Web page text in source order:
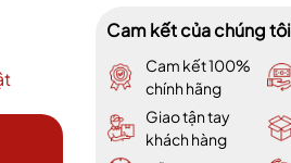
Cam kết của chúng tôi
Cam kết 100%
chính hãng
Giao tận tay
khách hàng